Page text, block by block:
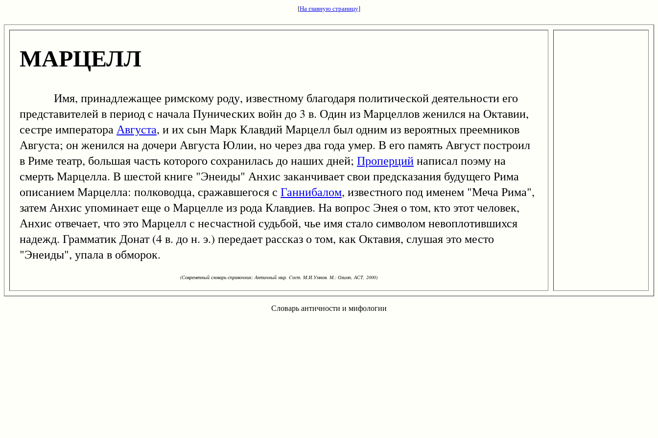
[На главную страницу]
МАРЦЕЛЛ
Имя, принадлежащее римскому роду, известному благодаря политической деятельности его
представителей в период с начала Пунических войн до 3 в. Один из Марцеллов женился на Октавии,
сестре императораАвгуста, и их сын Марк Клавдий Марцелл был одним из вероятных преемников
Августа; он женился на дочери Августа Юлии, но через два года умер. В его память Август построил
в Риме театр, большая часть которого сохранилась до наших дней; Проперцийнаписал поэму на
смерть Марцелла. В шестой книге "Энеиды" Анхис заканчивает свои предсказания будущего Рима
описанием Марцелла: полководца, сражавшегося с Ганнибалом, известного под именем "Меча Рима",
затем Анхис упоминает еще о Марцелле из рода Клавдиев. На вопрос Энея о том, кто этот человек,
Анхис отвечает, что это Марцелл с несчастной судьбой, чье имя стало символом невоплотившихся
надежд. Грамматик Донат (4 в. до н. э.) передает рассказ о том, как Октавия, слушая это место
"Энеиды", упала в обморок.
(Современный словарь-справочник: Античный мир. Cост. М.И.Умнов. М.: Олимп, АСТ, 2000)
Словарь античности и мифологии